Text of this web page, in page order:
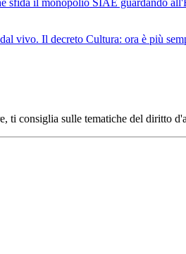
vivo. Il decreto Cultura: ora è più
ti consiglia sulle tematiche del diritto